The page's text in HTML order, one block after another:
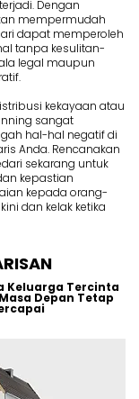
Dengan
mempermudah
dapat memperoleh
tanpa kesulitan-
legal maupun
kekayaan atau
sangat
hal-hal negatif di
Anda. Rencanakan
sekarang untuk
kepastian
kepada orang-
dan kelak ketika
Keluarga Tercinta
Depan Tetap